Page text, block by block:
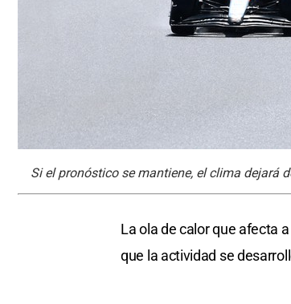
Si el pronóstico se mantiene, el clima dejará
La ola de calor que afecta
que la actividad se